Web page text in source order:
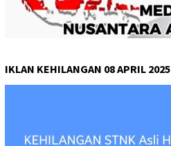
IKLAN KEHILANGAN 08 APRIL 2025